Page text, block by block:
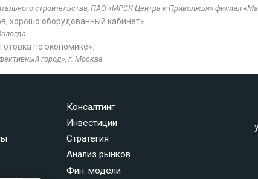
строительства, ПАО «МРСК Центра и Приволжья» филиал
хорошо оборудованный кабинет».
по экономике».
город», г. Москва
Консалтинг
Инвестиции
Стратегия
Анализ рынков
Фин. модели